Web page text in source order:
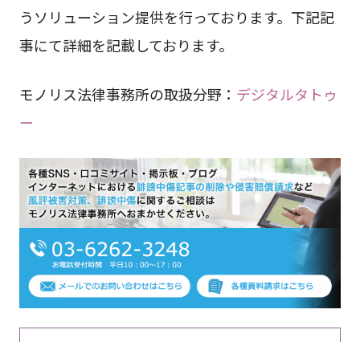
うソリューション提供を行っております。下記記
事にて詳細を記載しております。
モノリス法律事務所の取扱分野： デジタルタトゥ
ー